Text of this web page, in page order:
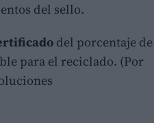
del sello.
del porcentaje de
para el reciclado. (Por